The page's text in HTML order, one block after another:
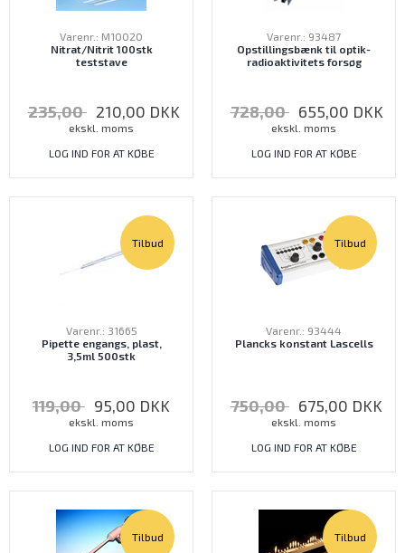
Varenr.: M10020
Nitrat/Nitrit 100stk
teststave
235,00 210,00 DKK
ekskl. moms
LOG IND FOR AT KØBE
Varenr.: 93487
Opstillingsbænk til optik-
radioaktivitets forsøg
728,00 655,00 DKK
ekskl. moms
LOG IND FOR AT KØBE
Tilbud
Varenr.: 31665
Pipette engangs, plast,
3,5ml 500stk
119,00 95,00 DKK
ekskl. moms
LOG IND FOR AT KØBE
Tilbud
Varenr.: 93444
Plancks konstant Lascells
750,00 675,00 DKK
ekskl. moms
LOG IND FOR AT KØBE
Tilbud Tilbud